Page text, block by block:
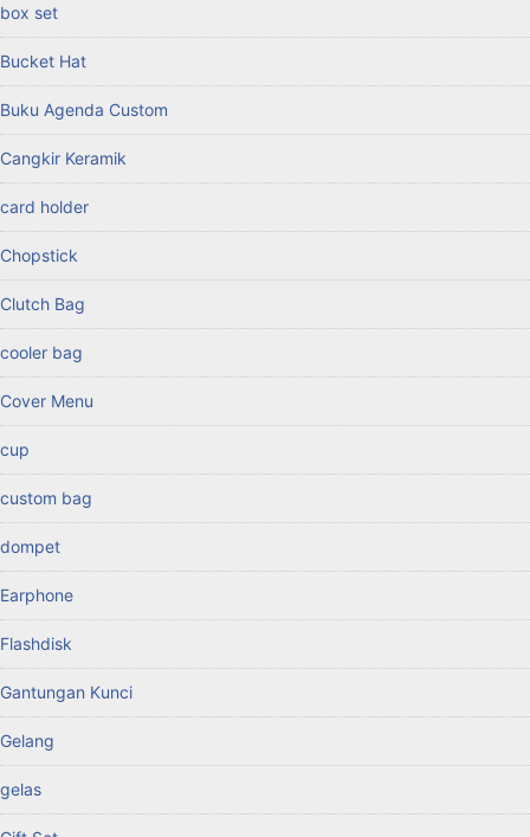
box set
Bucket Hat
Buku Agenda Custom
Cangkir Keramik
card holder
Chopstick
Clutch Bag
cooler bag
Cover Menu
cup
custom bag
dompet
Earphone
Flashdisk
Gantungan Kunci
Gelang
gelas